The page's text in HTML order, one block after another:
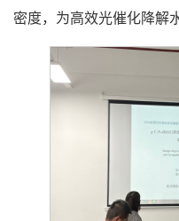
密度，为高效光催化降解